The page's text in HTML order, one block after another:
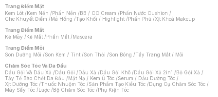
Trang Điểm Mặt
Kem Lót /Kem Nền /Phấn Nền /BB / CC Cream /Phấn Nước Cushion /
Che Khuyết Điểm /Má Hồng /Tạo Khối / Highlight /Phấn Phủ /Xịt Khoá Makeup
Trang Điểm Mắt
Kẻ Mày /Kẻ Mắt /Phấn Mắt /Mascara
Trang Điểm Môi
Son Dưỡng Môi /Son Kem / Tint /Son Thỏi /Son Bóng /Tẩy Trang Mắt / Môi
Chăm Sóc Tóc Và Da Đầu
Dầu Gội Và Dầu Xả /Dầu Gội /Dầu Xả /Dầu Gội Khô /Dầu Gội Xả 2in1 /Bộ Gội Xả /
Tẩy Tế Bào Chết Da Đầu /Mặt Nạ / Kem Ủ Tóc /Serum / Dầu Dưỡng Tóc /
Xịt Dưỡng Tóc /Thuốc Nhuộm Tóc /Sản Phẩm Tạo Kiểu Tóc /Dụng Cụ Chăm Sóc Tóc /
Máy Sấy Tóc /Lược /Bộ Chăm Sóc Tóc /Phụ Kiện Tóc